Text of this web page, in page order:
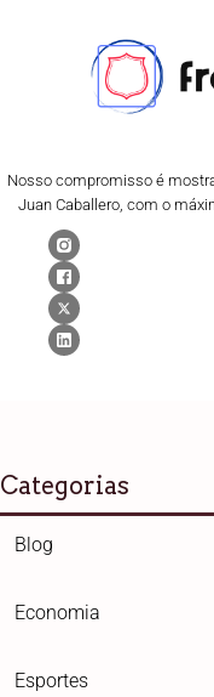
Nosso compromisso é
Juan Caballero, com o
Categorias
Blog
Economia
Esportes